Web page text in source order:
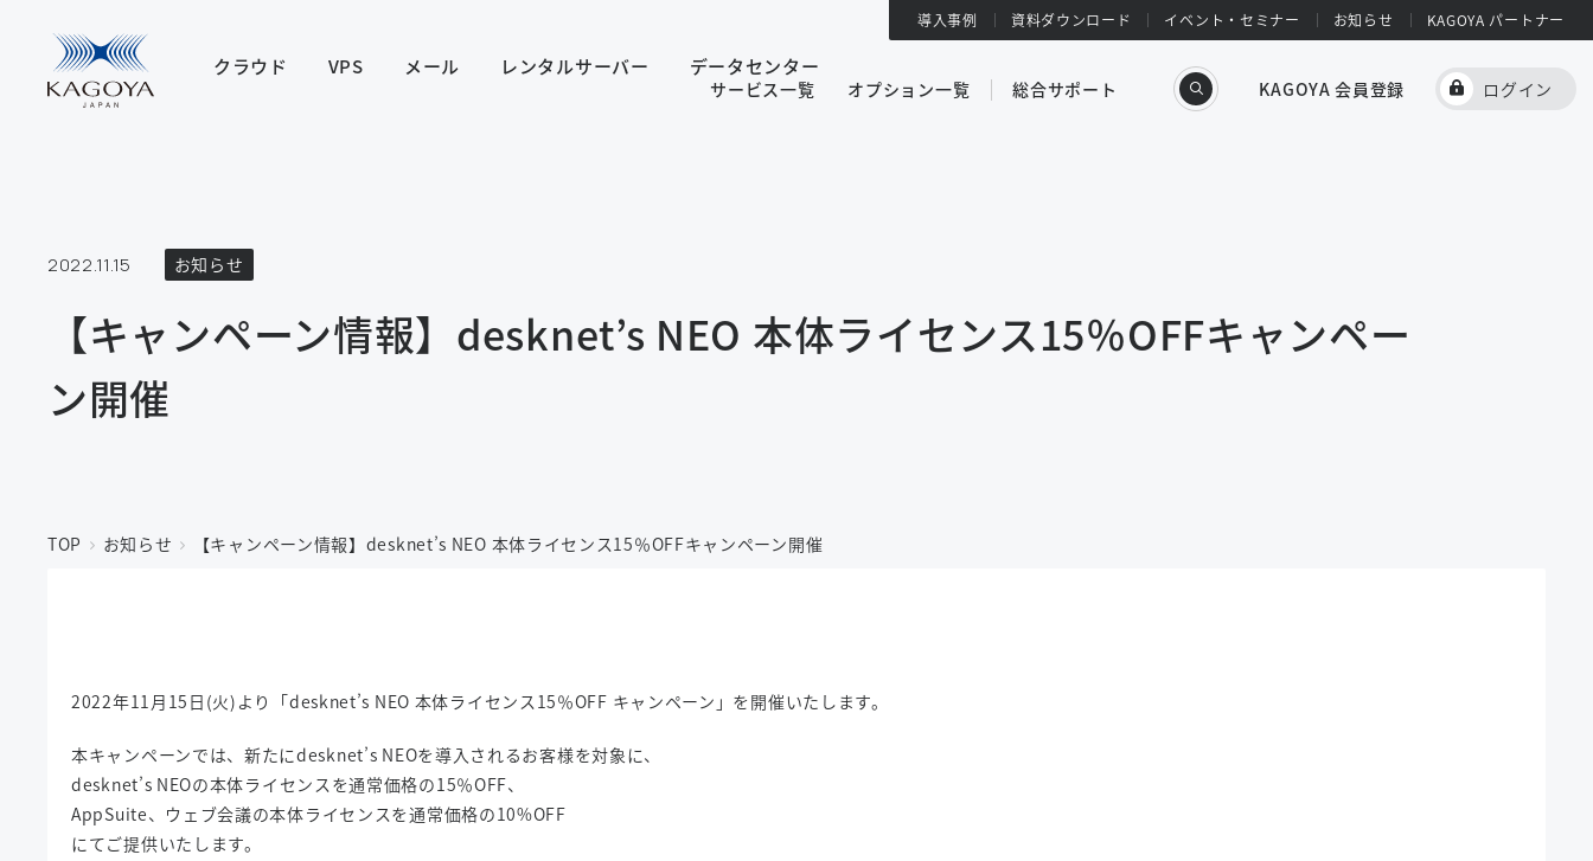
2022.11.15 お知らせ
【キャンペーン情報】desknet’s NEO 本体ライセンス15％OFFキャンペー
ン開催
TOP お知らせ 【キャンペーン情報】desknet’s NEO 本体ライセンス15％OFFキャンペーン開催
2022年11月15日(火)より「desknet’s NEO 本体ライセンス15％OFF キャンペーン」を開催いたします。
本キャンペーンでは、新たにdesknet’s NEOを導入されるお客様を対象に、
desknet’s NEOの本体ライセンスを通常価格の15％OFF、
AppSuite、ウェブ会議の本体ライセンスを通常価格の10%OFF
にてご提供いたします。
クラウド VPS メール レンタルサーバー データセンター
導入事例 資料ダウンロード イベント・セミナー お知らせ KAGOYA パートナー
サービス一覧 オプション一覧 総合サポート KAGOYA 会員登録 ログイン